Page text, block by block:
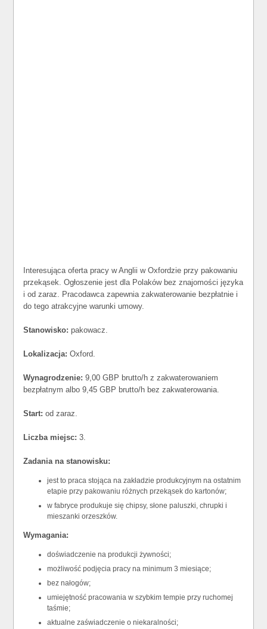
Interesująca oferta pracy w Anglii w Oxfordzie przy pakowaniu
przekąsek. Ogłoszenie jest dla Polaków bez znajomości języka
i od zaraz. Pracodawca zapewnia zakwaterowanie bezpłatnie i
do tego atrakcyjne warunki umowy.
Stanowisko: pakowacz.
Lokalizacja: Oxford.
Wynagrodzenie: 9,00 GBP brutto/h z zakwaterowaniem
bezpłatnym albo 9,45 GBP brutto/h bez zakwaterowania.
Start: od zaraz.
Liczba miejsc: 3.
Zadania na stanowisku:
jest to praca stojąca na zakładzie produkcyjnym na ostatnim
etapie przy pakowaniu różnych przekąsek do kartonów;
w fabryce produkuje się chipsy, słone paluszki, chrupki i
mieszanki orzeszków.
Wymagania:
doświadczenie na produkcji żywności;
możliwość podjęcia pracy na minimum 3 miesiące;
bez nałogów;
umiejętność pracowania w szybkim tempie przy ruchomej
taśmie;
aktualne zaświadczenie o niekaralności;